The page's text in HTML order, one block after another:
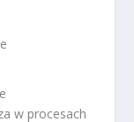
w procesach